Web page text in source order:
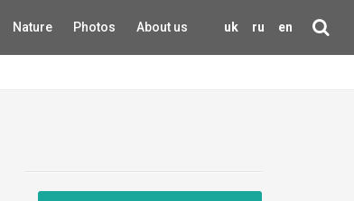
uk ru en
Nature Photos About us